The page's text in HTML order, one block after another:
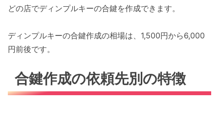
どの店でディンプルキーの合鍵を作成できます。
ディンプルキーの合鍵作成の相場は、1,500円から6,000
円前後です。
合鍵作成の依頼先別の特徴